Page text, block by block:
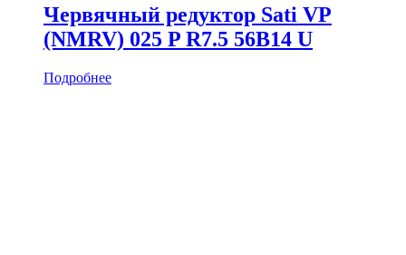
Червячный редуктор Sati VP
(NMRV) 025 P R7.5 56B14 U
Подробнее